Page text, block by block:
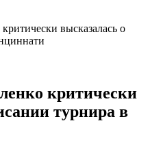
высказалась о
критически
турнира в